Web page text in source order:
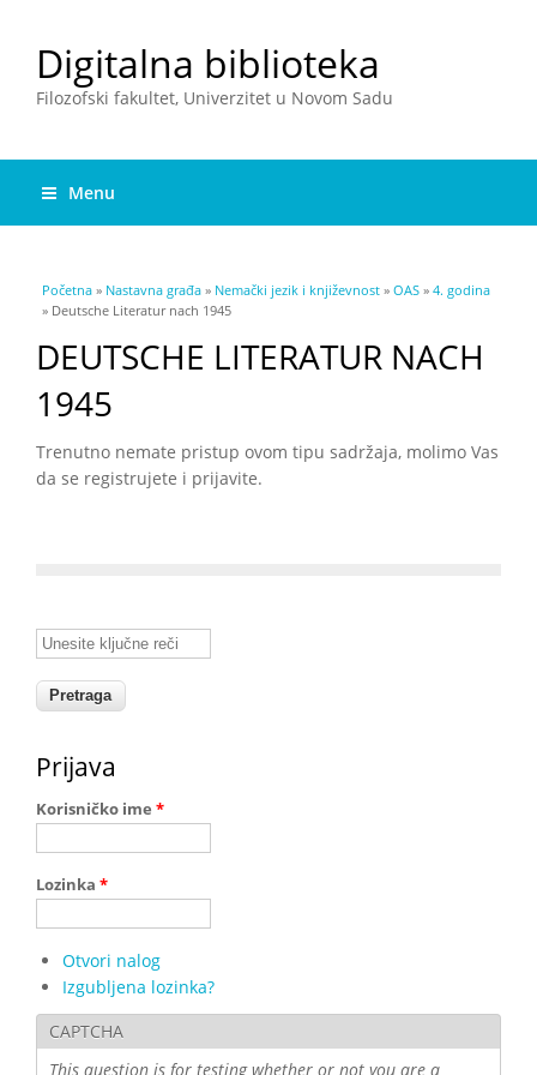
Digitalna biblioteka
Filozofski fakultet, Univerzitet u Novom Sadu
Menu
You are here
Početna » Nastavna građa » Nemački jezik i književnost » OAS » 4. godina
» Deutsche Literatur nach 1945
DEUTSCHE LITERATUR NACH
1945
Trenutno nemate pristup ovom tipu sadržaja, molimo Vas
da se registrujete i prijavite.
Unesite ključne reči
Prijava
Korisničko ime *
Lozinka *
Otvori nalog
Izgubljena lozinka?
CAPTCHA
This question is for testing whether or not you are a